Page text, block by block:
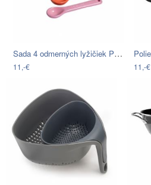
Sada 4 odmerných lyžičiek Premier…
11,-€ 11,-€